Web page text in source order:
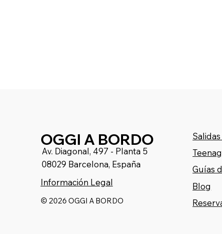
OGGI A BORDO
Av. Diagonal, 497 - Planta 5
08029 Barcelona, España
Información Legal
© 2026 OGGI A BORDO
Guías
Blog